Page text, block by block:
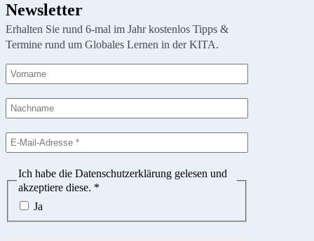
Newsletter
Erhalten Sie rund 6-mal im Jahr kostenlos Tipps &
Termine rund um Globales Lernen in der KITA.
Ich habe die Datenschutzerklärung gelesen und
akzeptiere diese. *
Ja